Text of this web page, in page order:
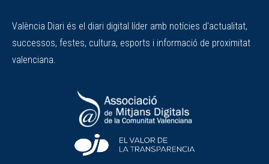
València Diari és el diari digital líder amb notícies d'actualitat,
successos, festes, cultura, esports i informació de proximitat
valenciana.